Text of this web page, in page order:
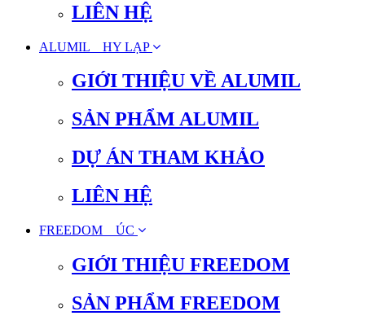
LIÊN HỆ
ALUMIL _ HY LẠP
GIỚI THIỆU VỀ ALUMIL
SẢN PHẨM ALUMIL
DỰ ÁN THAM KHẢO
LIÊN HỆ
FREEDOM _ ÚC
GIỚI THIỆU FREEDOM
SẢN PHẨM FREEDOM